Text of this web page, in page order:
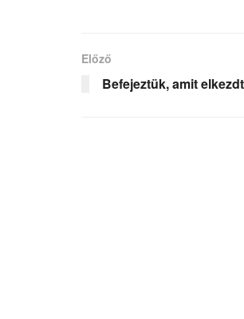
Előző
Befejeztük, amit